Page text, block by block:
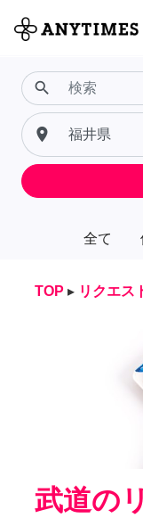
全て
search
place
TOP ▸ リクエス
武道の